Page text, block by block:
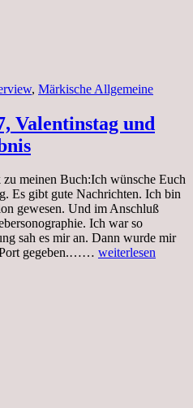
, Märkische Allgemeine
Valentinstag und
meinen Buch:Ich wünsche Euch
Es gibt gute Nachrichten. Ich bin
gewesen. Und im Anschluß
Ich war so
sah es mir an. Dann wurde mir
Port gegeben.…… Dienstag,
weiterlesen